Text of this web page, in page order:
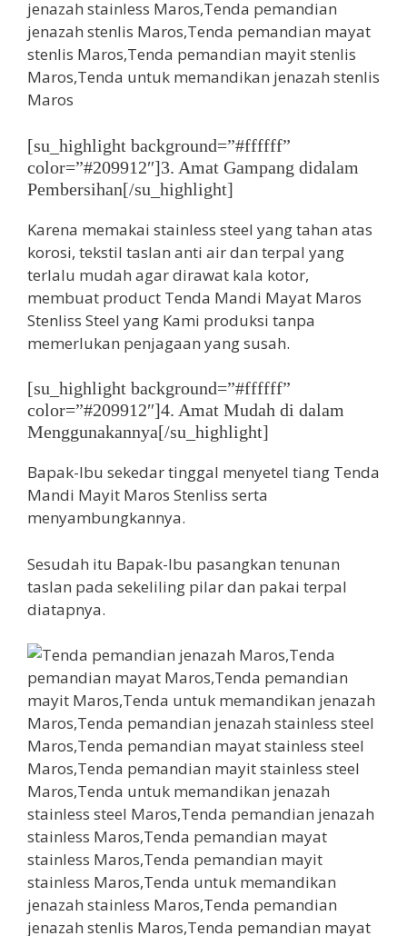
[su_highlight background=”#ffffff”
color=”#209912″]3. Amat Gampang didalam
Pembersihan[/su_highlight]
Karena memakai stainless steel yang tahan atas
korosi, tekstil taslan anti air dan terpal yang
terlalu mudah agar dirawat kala kotor,
membuat product Tenda Mandi Mayat Maros
Stenliss Steel yang Kami produksi tanpa
memerlukan penjagaan yang susah.
[su_highlight background=”#ffffff”
color=”#209912″]4. Amat Mudah di dalam
Menggunakannya[/su_highlight]
Bapak-Ibu sekedar tinggal menyetel tiang Tenda
Mandi Mayit Maros Stenliss serta
menyambungkannya.
Sesudah itu Bapak-Ibu pasangkan tenunan
taslan pada sekeliling pilar dan pakai terpal
diatapnya.